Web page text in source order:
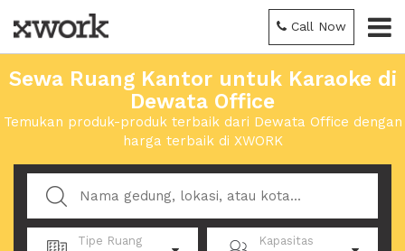
Call Now
Sewa Ruang Kantor untuk Karaoke di
Dewata Office
Temukan produk-produk terbaik dari Dewata Office dengan
harga terbaik di XWORK
Tipe Ruang Kapasitas